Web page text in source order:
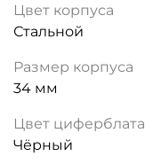
Цвет корпуса
Стальной
Размер корпуса
34 мм
Цвет циферблата
Чёрный